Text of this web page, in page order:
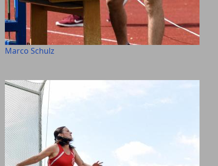
Marco Schulz